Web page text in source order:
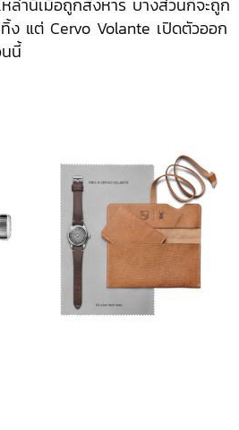
ล่านี้เมื่อถูกสังหาร บางส่วนก็จะถูก
ง แต่ Cervo Volante เปิดตัวออก
นนี้